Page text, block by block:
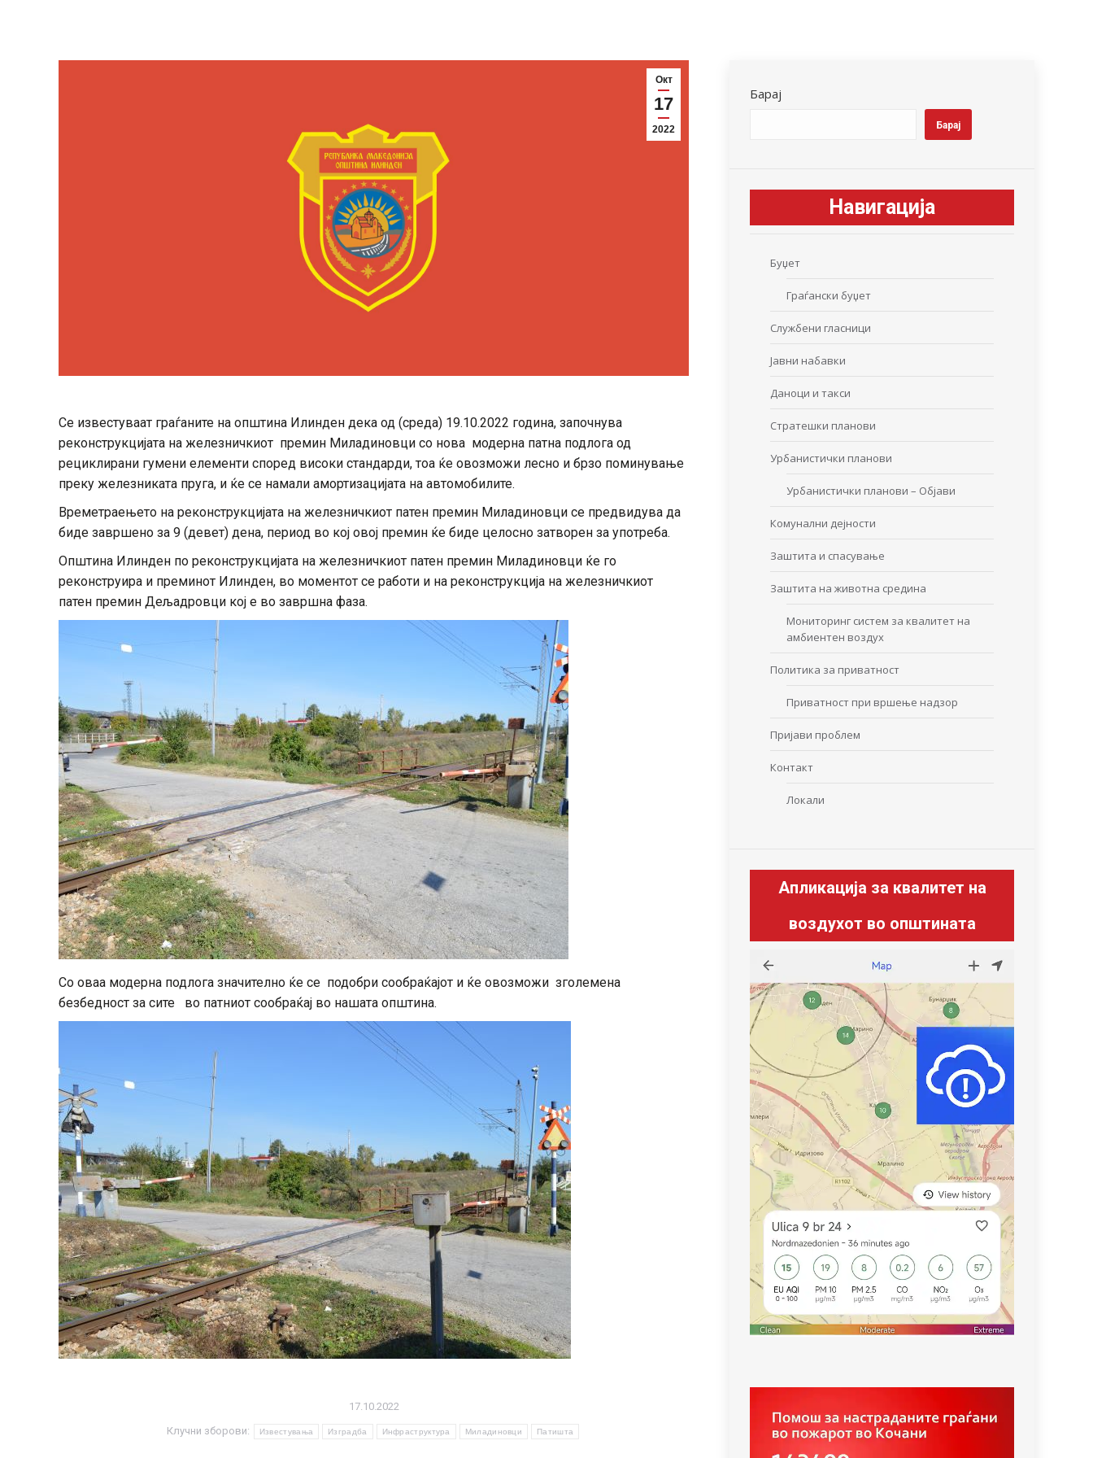
Окт
17
2022
Се известуваат граѓаните на општина Илинден дека од (среда) 19.10.2022 година, започнува
реконструкцијата на железничкиот премин Миладиновци со нова модерна патна подлога од
рециклирани гумени елементи според високи стандарди, тоа ќе овозможи лесно и брзо поминување
преку железниката пруга, и ќе се намали амортизацијата на автомобилите.
Времетраењето на реконструкцијата на железничкиот патен премин Миладиновци се предвидува да
биде завршено за 9 (девет) дена, период во кој овој премин ќе биде целосно затворен за употреба.
Општина Илинден по реконструкцијата на железничкиот патен премин Миладиновци ќе го
реконструира и преминот Илинден, во моментот се работи и на реконструкција на железничкиот
патен премин Дељадровци кој е во завршна фаза.
Со оваа модерна подлога значително ќе се подобри сообраќајот и ќе овозможи зголемена
безбедност за сите во патниот сообраќај во нашата општина.
17.10.2022
Клучни зборови: Известувања Изградба Инфраструктура Миладиновци Патишта
Барај
Барај
Навигација
Буџет
Граѓански буџет
Службени гласници
Јавни набавки
Даноци и такси
Стратешки планови
Урбанистички планови
Урбанистички планови – Објави
Комунални дејности
Заштита и спасување
Заштита на животна средина
Мониторинг систем за квалитет на
амбиентен воздух
Политика за приватност
Приватност при вршење надзор
Пријави проблем
Контакт
Локали
Апликација за квалитет на
воздухот во општината